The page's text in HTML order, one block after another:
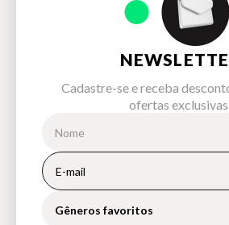
Cadastre-se e receba
ofertas
Gêneros favoritos